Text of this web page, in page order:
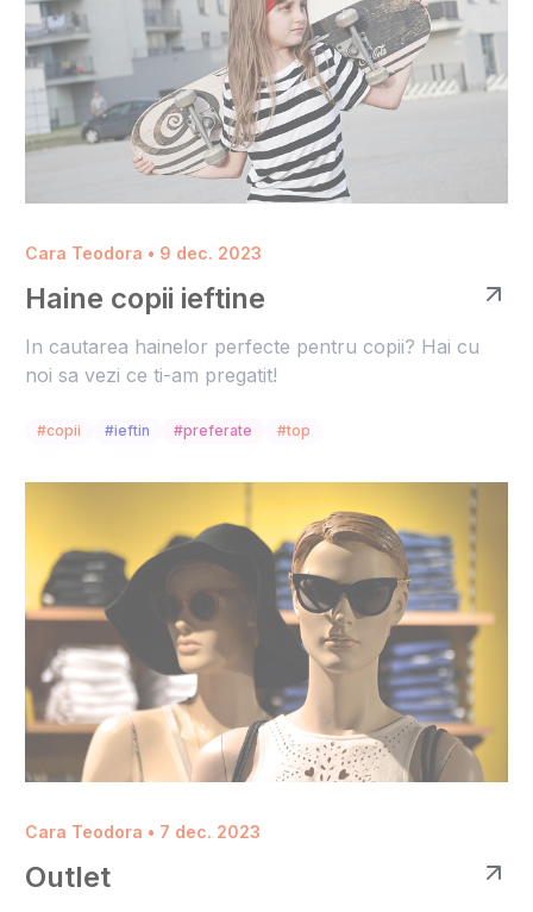
Cara Teodora • 9 dec. 2023
Haine copii ieftine
In cautarea hainelor perfecte pentru copii? Hai cu
noi sa vezi ce ti-am pregatit!
#copii #ieftin #preferate #top
Cara Teodora • 7 dec. 2023
Outlet